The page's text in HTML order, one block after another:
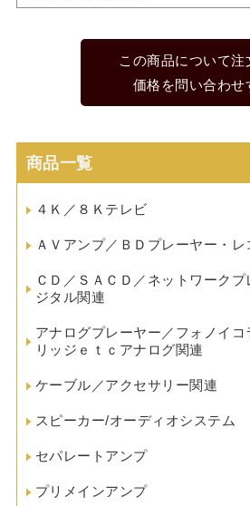
この商品について注
価格を問い合わせ
商品一覧
４Ｋ／８Ｋテレビ
ＡＶアンプ／ＢＤプレーヤー・レ
ＣＤ／ＳＡＣＤ／ネットワーク
ジタル関連
アナログプレーヤー／フォノイコ
リッジｅｔｃアナログ関連
ケーブル／アクセサリー関連
スピーカー/オーディオシステム
セパレートアンプ
プリメインアンプ